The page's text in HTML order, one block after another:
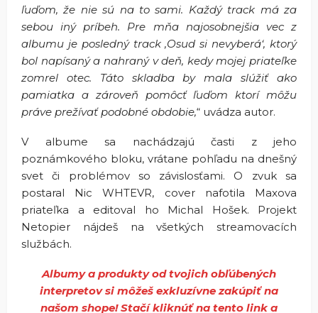
ľuďom, že nie sú na to sami. Každý track má za
sebou iný príbeh. Pre mňa najosobnejšia vec z
albumu je posledný track ‚Osud si nevyberá‘, ktorý
bol napísaný a nahraný v deň, kedy mojej priateľke
zomrel otec. Táto skladba by mala slúžiť ako
pamiatka a zároveň pomôcť ľuďom ktorí môžu
práve prežívať podobné obdobie,“ uvádza autor.
V albume sa nachádzajú časti z jeho
poznámkového bloku, vrátane pohľadu na dnešný
svet či problémov so závislosťami. O zvuk sa
postaral Nic WHTEVR, cover nafotila Maxova
priateľka a editoval ho Michal Hošek. Projekt
Netopier nájdeš na všetkých streamovacích
službách.
Albumy a produkty od tvojich obľúbených
interpretov si môžeš exkluzívne zakúpiť na
našom shope! Stačí kliknúť na tento link a